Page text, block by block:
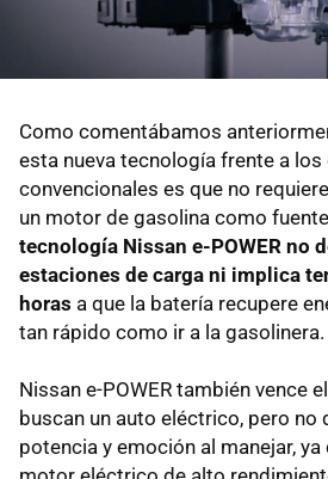
Como comentábamos
esta nueva tecnología frente a
convencionales es que no
un motor de gasolina como
tecnología Nissan e-POWER no
estaciones de carga ni implica
horas a que la batería recupere
tan rápido como ir a la gasolinera.
Nissan e-POWER también vence
buscan un auto eléctrico, pero no
potencia y emoción al manejar,